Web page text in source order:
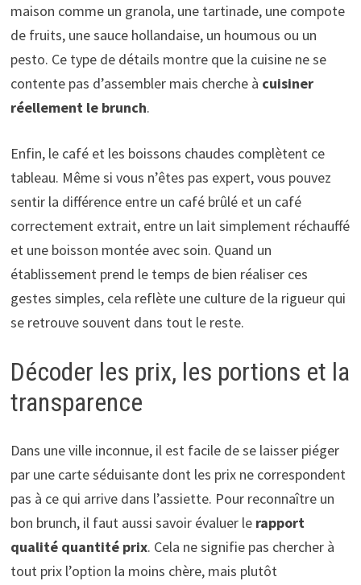
maison comme un granola, une tartinade, une compote
de fruits, une sauce hollandaise, un houmous ou un
pesto. Ce type de détails montre que la cuisine ne se
contente pas d’assembler mais cherche à cuisiner
réellement le brunch.
Enfin, le café et les boissons chaudes complètent ce
tableau. Même si vous n’êtes pas expert, vous pouvez
sentir la différence entre un café brûlé et un café
correctement extrait, entre un lait simplement réchauffé
et une boisson montée avec soin. Quand un
établissement prend le temps de bien réaliser ces
gestes simples, cela reflète une culture de la rigueur qui
se retrouve souvent dans tout le reste.
Décoder les prix, les portions et la
transparence
Dans une ville inconnue, il est facile de se laisser piéger
par une carte séduisante dont les prix ne correspondent
pas à ce qui arrive dans l’assiette. Pour reconnaître un
bon brunch, il faut aussi savoir évaluer le rapport
qualité quantité prix. Cela ne signifie pas chercher à
tout prix l’option la moins chère, mais plutôt